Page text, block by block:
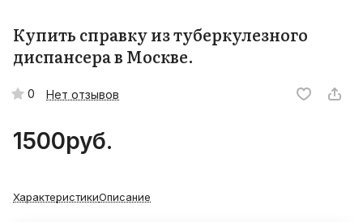
Купить справку из туберкулезного
диспансера в Москве.
0 Нет отзывов
1500руб.
ХарактеристикиОписание